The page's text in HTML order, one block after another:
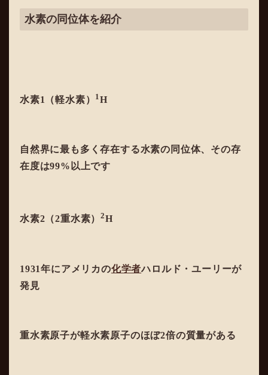
水素の同位体を紹介
水素1（軽水素） 1H
自然界に最も多く存在する水素の同位体、その存
在度は99%以上です
水素2（2重水素）2H
1931年にアメリカの化学者ハロルド・ユーリーが
発見
重水素原子が軽水素原子のほぼ2倍の質量がある